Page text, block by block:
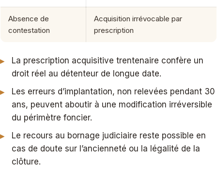
Absence de
contestation
Acquisition irrévocable par
prescription
La prescription acquisitive trentenaire confère un
droit réel au détenteur de longue date.
Les erreurs d’implantation, non relevées pendant 30
ans, peuvent aboutir à une modification irréversible
du périmètre foncier.
Le recours au bornage judiciaire reste possible en
cas de doute sur l’ancienneté ou la légalité de la
clôture.